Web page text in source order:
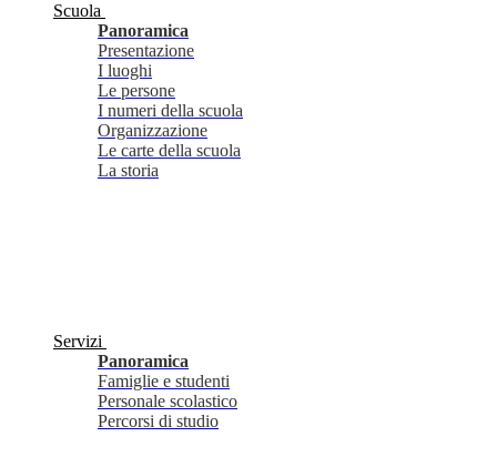
Scuola
Panoramica
Presentazione
I luoghi
Le persone
I numeri della scuola
Organizzazione
Le carte della scuola
La storia
Servizi
Panoramica
Famiglie e studenti
Personale scolastico
Percorsi di studio